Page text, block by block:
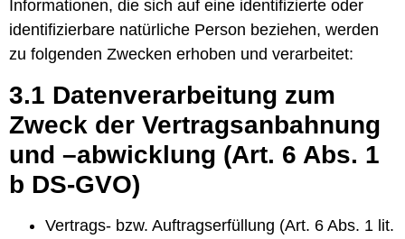
Informationen, die sich auf eine identifizierte oder
identifizierbare natürliche Person beziehen, werden
zu folgenden Zwecken erhoben und verarbeitet:
3.1 Datenverarbeitung zum
Zweck der Vertragsanbahnung
und –abwicklung (Art. 6 Abs. 1
b DS-GVO)
Vertrags- bzw. Auftragserfüllung (Art. 6 Abs. 1 lit.